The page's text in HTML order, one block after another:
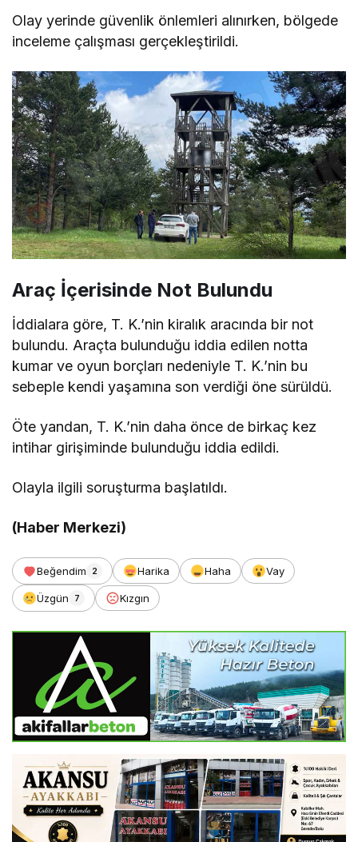
Olay yerinde güvenlik önlemleri alınırken, bölgede
inceleme çalışması gerçekleştirildi.
Araç İçerisinde Not Bulundu
İddialara göre, T. K.’nin kiralık aracında bir not
bulundu. Araçta bulunduğu iddia edilen notta
kumar ve oyun borçları nedeniyle T. K.’nin bu
sebeple kendi yaşamına son verdiği öne sürüldü.
Öte yandan, T. K.’nin daha önce de birkaç kez
intihar girişiminde bulunduğu iddia edildi.
Olayla ilgili soruşturma başlatıldı.
(Haber Merkezi)
Beğendim 2 Harika Haha Vay
Üzgün 7 Kızgın